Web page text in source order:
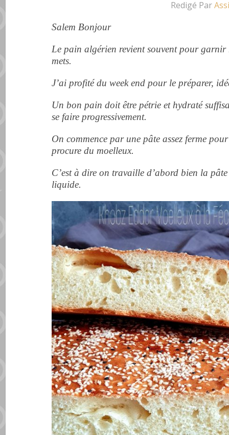
Redigé Par
Salem Bonjour
Le pain algérien revient souvent pour garnir
mets.
J’ai profité du week end pour le préparer,
Un bon pain doit être pétrie et hydraté
se faire progressivement.
On commence par une pâte assez ferme
procure du moelleux.
C’est à dire on travaille d’abord bien la
liquide.